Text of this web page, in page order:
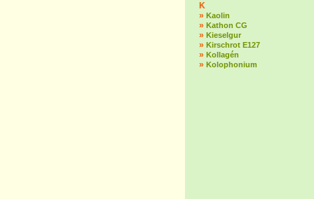
K
» Kaolin
» Kathon CG
» Kieselgur
» Kirschrot E127
» Kollagén
» Kolophonium